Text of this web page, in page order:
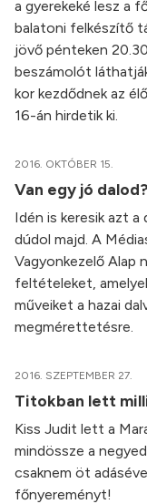
a gyerekeké lesz a
balatoni felkészítő
jövő pénteken
beszámolót
kor kezdődnek az
16-án hirdetik ki.
2016. OKTÓBER 15.
Van egy jó
Idén is keresik azt
dúdol majd. A
Vagyonkezelő Alap
feltételeket,
műveiket a hazai
megmérettetésre.
2016. SZEPTEMBER 27.
Titokban lett
Kiss Judit lett a
mindössze a
csaknem öt
főnyereményt!